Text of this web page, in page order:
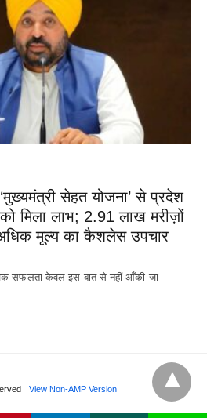
सेहत योजना’ से प्रदेश
मिला लाभ; 2.91 लाख मरीज़ों
मूल्य का कैशलेस उपचार
सफलता केवल इस बात से नहीं आँकी जा
View Non-AMP Version